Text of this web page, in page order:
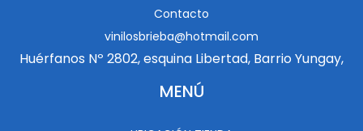
Contacto
vinilosbrieba@hotmail.com
Huérfanos Nº 2802, esquina Libertad, Barrio Yungay,
MENÚ